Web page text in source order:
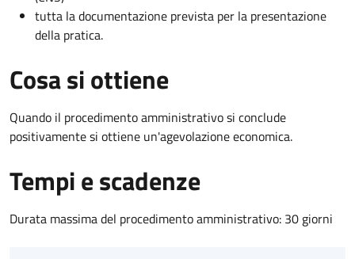
tutta la documentazione prevista per la presentazione
della pratica.
Cosa si ottiene
Quando il procedimento amministrativo si conclude
positivamente si ottiene un'agevolazione economica.
Tempi e scadenze
Durata massima del procedimento amministrativo: 30 giorni